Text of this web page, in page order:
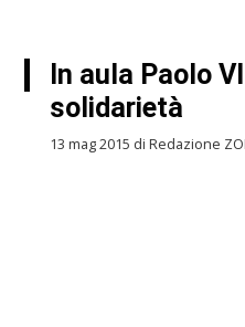
In aula Paolo
solidarietà
13 mag 2015 di Redazione